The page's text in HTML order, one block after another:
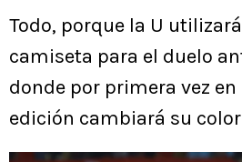
Todo, porque la U
camiseta para el duelo
donde por primera vez
edición cambiará su